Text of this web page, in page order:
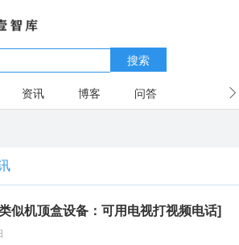
搜索
资讯 博客 问答
似机顶盒设备：可用电视打视频电话]